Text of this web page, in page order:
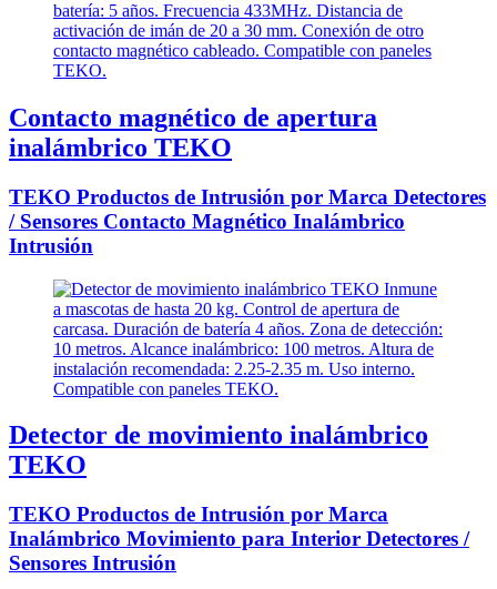
Contacto magnético de apertura
inalámbrico TEKO
TEKO Productos de Intrusión por Marca Detectores
/ Sensores Contacto Magnético Inalámbrico
Intrusión
Detector de movimiento inalámbrico
TEKO
TEKO Productos de Intrusión por Marca
Inalámbrico Movimiento para Interior Detectores /
Sensores Intrusión